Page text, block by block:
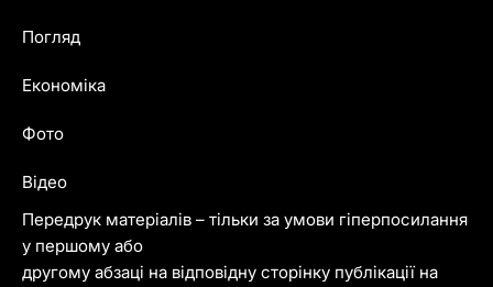
Передрук матеріалів – тільки за умови гіперпосилання
у першому або
другому абзаці на відповідну сторінку публікації на
Погляд
Економіка
Фото
Відео